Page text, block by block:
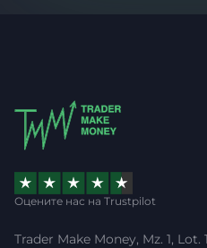
Оцените нас на Trustpilot
Trader Make Money, Mz. 1, Lot.